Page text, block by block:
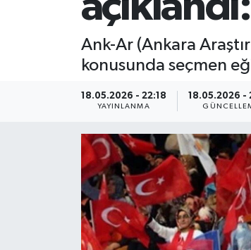
Ank-Ar (Ankara
konusunda seçmen
18.05.2026 - 22:18
YAYINLANMA
18.05.2026 -